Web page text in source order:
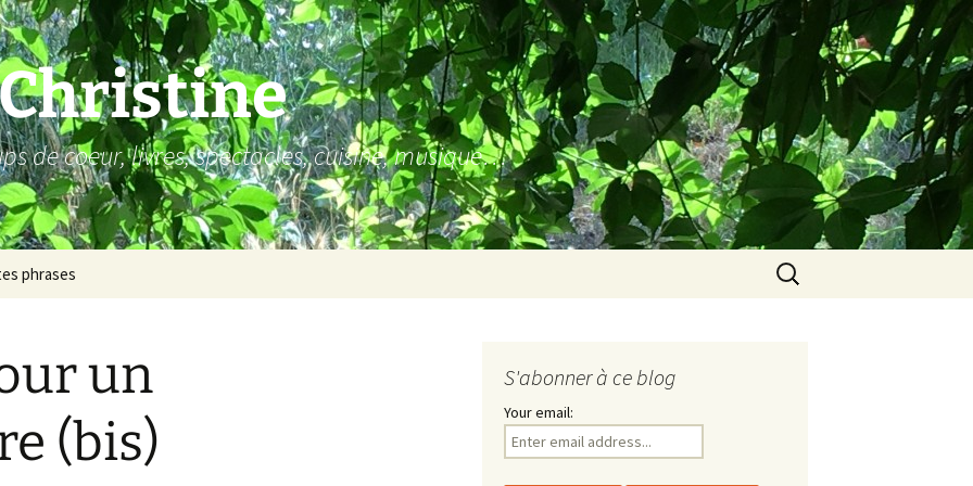
de coeur, livres, spectacles, cuisine, musique…
phrases
Rechercher :
un
(bis)
S'abonner à ce blog
Your email: